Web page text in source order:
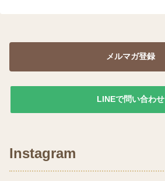
メルマガ登録
LINEで問い合わせ
Instagram